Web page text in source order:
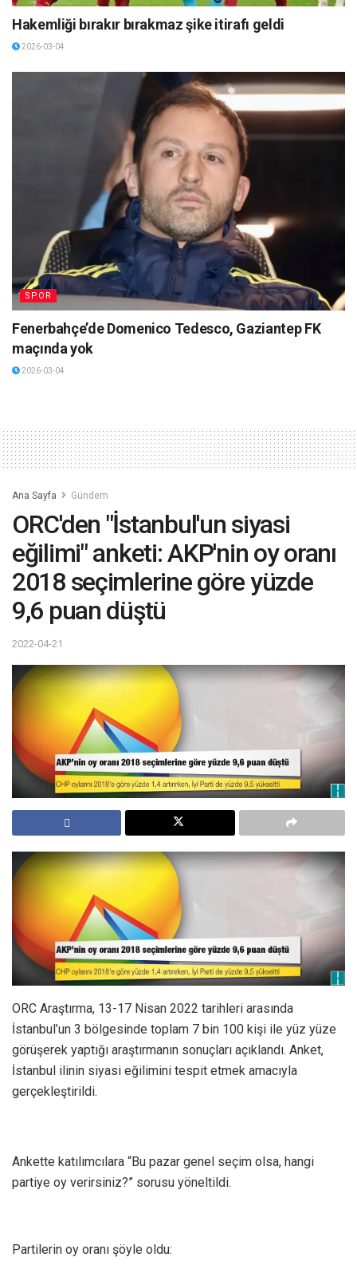
Hakemliği bırakır bırakmaz şike itirafı geldi
2026-03-04
SPOR
Fenerbahçe’de Domenico Tedesco, Gaziantep FK
maçında yok
2026-03-04
Ana Sayfa Gündem
ORC'den "İstanbul'un siyasi
eğilimi" anketi: AKP'nin oy oranı
2018 seçimlerine göre yüzde
9,6 puan düştü
2022-04-21
ORC Araştırma, 13-17 Nisan 2022 tarihleri arasında
İstanbul’un 3 bölgesinde toplam 7 bin 100 kişi ile yüz yüze
görüşerek yaptığı araştırmanın sonuçları açıklandı. Anket,
İstanbul ilinin siyasi eğilimini tespit etmek amacıyla
gerçekleştirildi.
Ankette katılımcılara “Bu pazar genel seçim olsa, hangi
partiye oy verirsiniz?” sorusu yöneltildi.
Partilerin oy oranı şöyle oldu: